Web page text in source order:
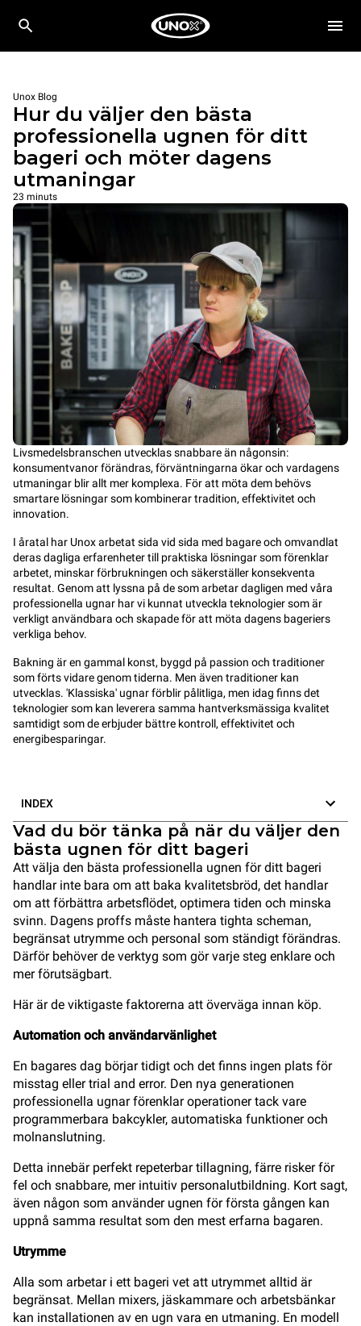
Unox Blog
Hur du väljer den bästa
professionella ugnen för ditt
bageri och möter dagens
utmaningar
23 minuts
Livsmedelsbranschen utvecklas snabbare än någonsin:
konsumentvanor förändras, förväntningarna ökar och vardagens
utmaningar blir allt mer komplexa. För att möta dem behövs
smartare lösningar som kombinerar tradition, effektivitet och
innovation.
I åratal har Unox arbetat sida vid sida med bagare och omvandlat
deras dagliga erfarenheter till praktiska lösningar som förenklar
arbetet, minskar förbrukningen och säkerställer konsekventa
resultat. Genom att lyssna på de som arbetar dagligen med våra
professionella ugnar har vi kunnat utveckla teknologier som är
verkligt användbara och skapade för att möta dagens bageriers
verkliga behov.
Bakning är en gammal konst, byggd på passion och traditioner
som förts vidare genom tiderna. Men även traditioner kan
utvecklas. 'Klassiska' ugnar förblir pålitliga, men idag finns det
teknologier som kan leverera samma hantverksmässiga kvalitet
samtidigt som de erbjuder bättre kontroll, effektivitet och
energibesparingar.
INDEX
Vad du bör tänka på när du väljer den
bästa ugnen för ditt bageri
Att välja den bästa professionella ugnen för ditt bageri
handlar inte bara om att baka kvalitetsbröd, det handlar
om att förbättra arbetsflödet, optimera tiden och minska
svinn. Dagens proffs måste hantera tighta scheman,
begränsat utrymme och personal som ständigt förändras.
Därför behöver de verktyg som gör varje steg enklare och
mer förutsägbart.
Här är de viktigaste faktorerna att överväga innan köp.
Automation och användarvänlighet
En bagares dag börjar tidigt och det finns ingen plats för
misstag eller trial and error. Den nya generationen
professionella ugnar förenklar operationer tack vare
programmerbara bakcykler, automatiska funktioner och
molnanslutning.
Detta innebär perfekt repeterbar tillagning, färre risker för
fel och snabbare, mer intuitiv personalutbildning. Kort sagt,
även någon som använder ugnen för första gången kan
uppnå samma resultat som den mest erfarna bagaren.
Utrymme
Alla som arbetar i ett bageri vet att utrymmet alltid är
begränsat. Mellan mixers, jäskammare och arbetsbänkar
kan installationen av en ugn vara en utmaning. En modell